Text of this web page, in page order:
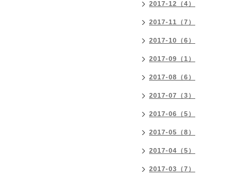
2017-12（4）
2017-11（7）
2017-10（6）
2017-09（1）
2017-08（6）
2017-07（3）
2017-06（5）
2017-05（8）
2017-04（5）
2017-03（7）